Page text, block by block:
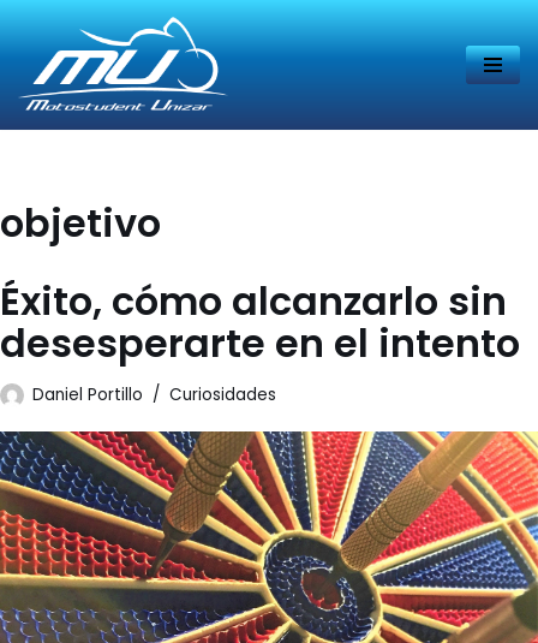
Saltar
al
objetivo
Éxito, cómo alcanzarlo sin
desesperarte en el intento
Daniel Portillo Curiosidades